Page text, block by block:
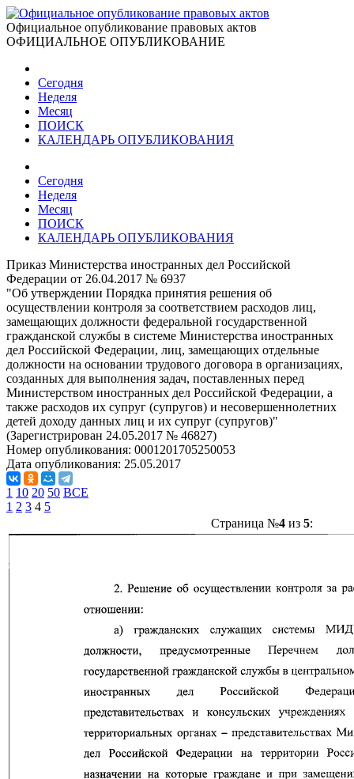
Официальное опубликование правовых актов
ОФИЦИАЛЬНОЕ ОПУБЛИКОВАНИЕ
Сегодня
Неделя
Месяц
ПОИСК
КАЛЕНДАРЬ ОПУБЛИКОВАНИЯ
Сегодня
Неделя
Месяц
ПОИСК
КАЛЕНДАРЬ ОПУБЛИКОВАНИЯ
Приказ Министерства иностранных дел Российской
Федерации от 26.04.2017 № 6937
"Об утверждении Порядка принятия решения об
осуществлении контроля за соответствием расходов лиц,
замещающих должности федеральной государственной
гражданской службы в системе Министерства иностранных
дел Российской Федерации, лиц, замещающих отдельные
должности на основании трудового договора в организациях,
созданных для выполнения задач, поставленных перед
Министерством иностранных дел Российской Федерации, а
также расходов их супруг (супругов) и несовершеннолетних
детей доходу данных лиц и их супруг (супругов)"
(Зарегистрирован 24.05.2017 № 46827)
Номер опубликования: 0001201705250053
Дата опубликования: 25.05.2017
1 10 20 50 ВСЕ
1 2 3 4 5
Страница №4из 5: